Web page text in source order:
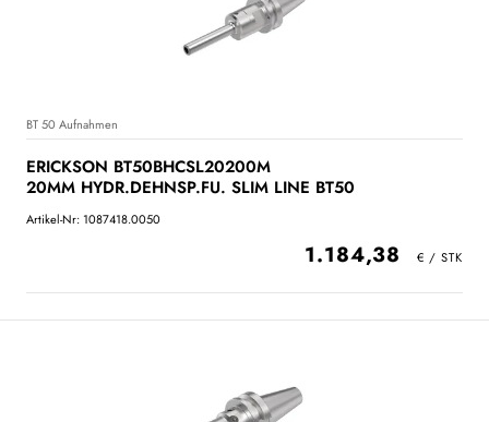
BT 50 Aufnahmen
ERICKSON BT50BHCSL20200M
20MM HYDR.DEHNSP.FU. SLIM LINE BT50
Artikel-Nr: 1087418.0050
1.184,38